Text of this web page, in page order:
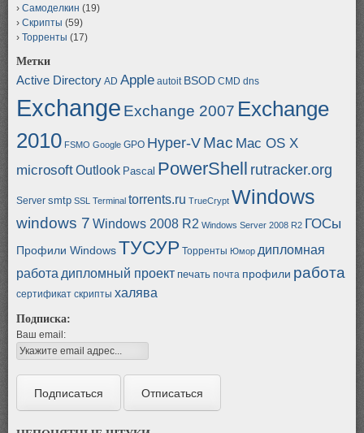
Самоделкин (19)
Скрипты (59)
Торренты (17)
Метки
Active Directory AD Apple autoit BSOD CMD dns
Exchange Exchange 2007 Exchange
2010 FSMO Google GPO Hyper-V Mac Mac OS X
microsoftOutlook Pascal PowerShell rutracker.org
Server smtp SSL Terminal torrents.ru TrueCrypt Windows
windows 7 Windows 2008 R2 Windows Server 2008 R2 ГОСы
Профили WindowsТУСУР Торренты Юмор дипломная
работа дипломный проект печать почта профили работа
сертификат скрипты халява
Подписка:
Ваш email: